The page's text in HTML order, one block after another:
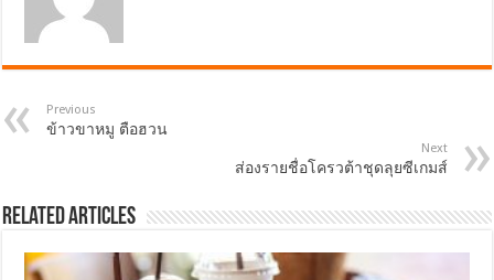
Previous
ข้าวขาหมู ตือฮวน
Next
ส่องรายชื่อโครวต้าชุดลุยซีเกมส์
Related Articles